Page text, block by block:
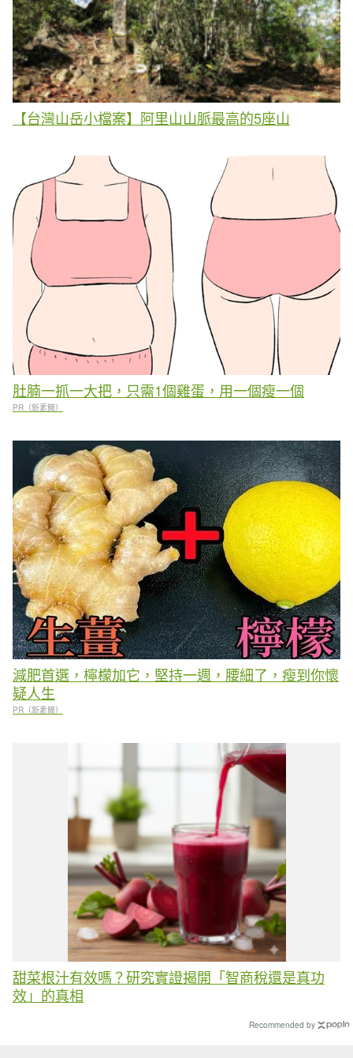
【台灣山岳小檔案】阿里山山脈最高的5座山
肚腩一抓一大把，只需1個雞蛋，用一個瘦一個
PR（新素簡）
減肥首選，檸檬加它，堅持一週，腰細了，瘦到你懷
疑人生
PR（新素簡）
甜菜根汁有效嗎？研究實證揭開「智商稅還是真功
效」的真相
Recommended by